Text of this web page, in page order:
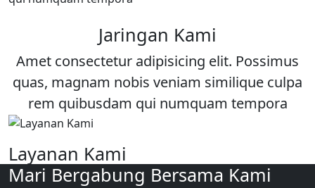
Jaringan Kami
Amet consectetur adipisicing elit. Possimus
quas, magnam nobis veniam similique culpa
rem quibusdam qui numquam tempora
Layanan Kami
Mari Bergabung Bersama Kami